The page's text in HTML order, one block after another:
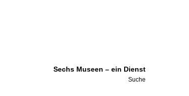
Sechs Museen – ein Dienst
Suche